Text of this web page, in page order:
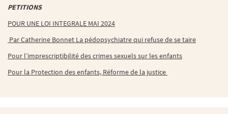
PETITIONS
POUR UNE LOI INTEGRALE MAI 2024
Par Catherine Bonnet La pédopsychiatre qui refuse de se taire
Pour l’imprescriptibilité des crimes sexuels sur les enfants
Pour la Protection des enfants, Réforme de la justice